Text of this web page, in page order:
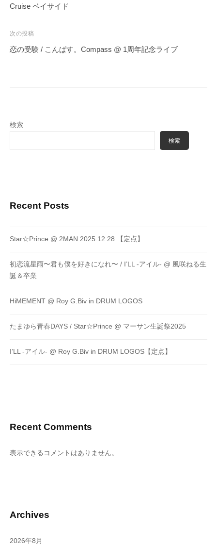
ナ
ゲ
ー
Cruise ベイサイド
次の投稿
恋の受験 / こんぱす。Compass @ 1周年記念ライブ
検索
検索
Recent Posts
Star☆Prince @ 2MAN 2025.12.28 【定点】
初恋流星雨〜君も僕を好きになれ〜 / I’LL -アイル- @ 風咲ねる生
誕＆卒業
HiMEMENT @ Roy G.Biv in DRUM LOGOS
たまゆら青春DAYS / Star☆Prince @ マーサン生誕祭2025
I’LL -アイル- @ Roy G.Biv in DRUM LOGOS【定点】
Recent Comments
表示できるコメントはありません。
Archives
2026年8月